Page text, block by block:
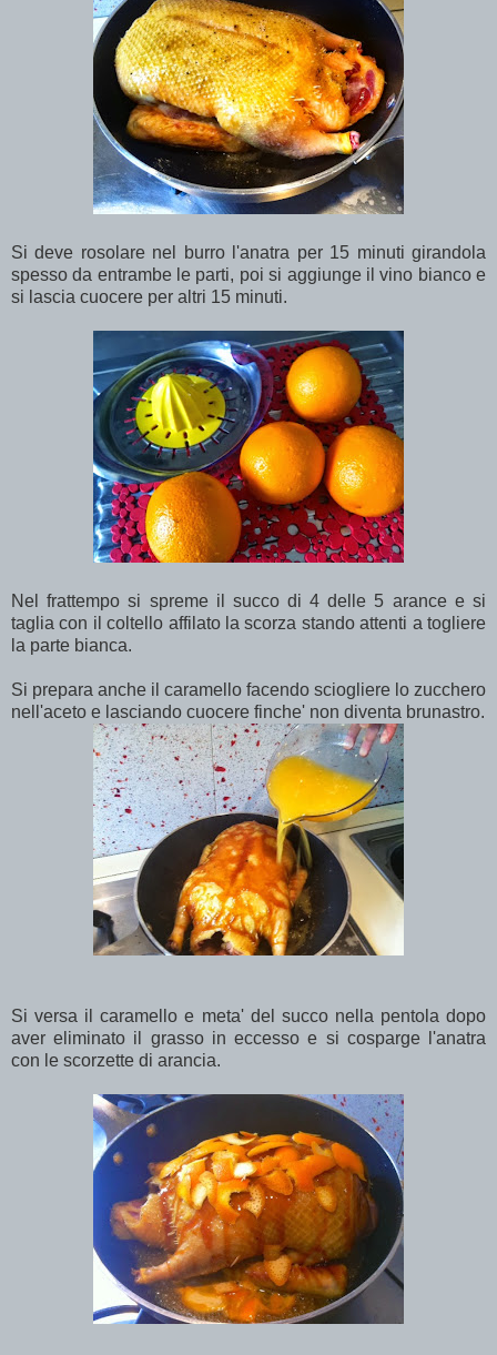
Si deve rosolare nel burro l'anatra per 15 minuti girandola
spesso da entrambe le parti, poi si aggiunge il vino bianco e
si lascia cuocere per altri 15 minuti.
Nel frattempo si spreme il succo di 4 delle 5 arance e si
taglia con il coltello affilato la scorza stando attenti a togliere
la parte bianca.
Si prepara anche il caramello facendo sciogliere lo zucchero
nell'aceto e lasciando cuocere finche' non diventa brunastro.
Si versa il caramello e meta' del succo nella pentola dopo
aver eliminato il grasso in eccesso e si cosparge l'anatra
con le scorzette di arancia.